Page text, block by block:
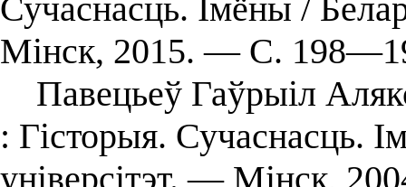
Сучаснасць. Імёны /
Мінск, 2015. — С.
Павецьеў Гаўрыіл
: Гісторыя. Сучаснасць.
універсітэт. — Мінск,